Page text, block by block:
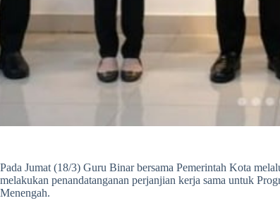
Pada Jumat (18/3) Guru Binar bersama Pemerintah Kota
melakukan penandatanganan perjanjian kerja sama untuk
Menengah.